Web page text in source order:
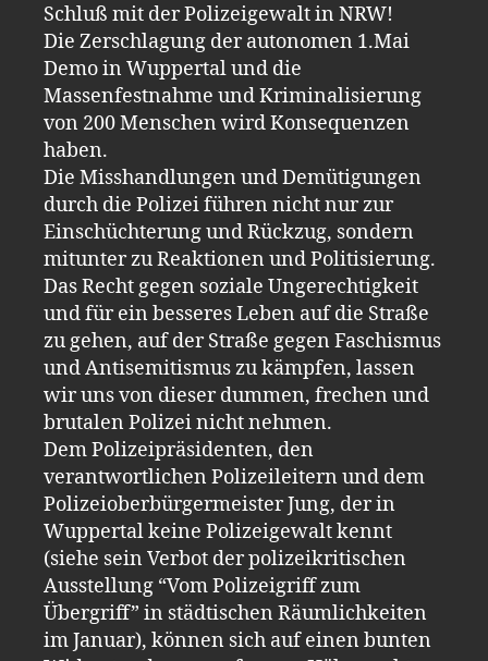
Schluß mit der Polizeigewalt in NRW!
Die Zerschlagung der autonomen 1.Mai
Demo in Wuppertal und die
Massenfestnahme und Kriminalisierung
von 200 Menschen wird Konsequenzen
haben.
Die Misshandlungen und Demütigungen
durch die Polizei führen nicht nur zur
Einschüchterung und Rückzug, sondern
mitunter zu Reaktionen und Politisierung.
Das Recht gegen soziale Ungerechtigkeit
und für ein besseres Leben auf die Straße
zu gehen, auf der Straße gegen Faschismus
und Antisemitismus zu kämpfen, lassen
wir uns von dieser dummen, frechen und
brutalen Polizei nicht nehmen.
Dem Polizeipräsidenten, den
verantwortlichen Polizeileitern und dem
Polizeioberbürgermeister Jung, der in
Wuppertal keine Polizeigewalt kennt
(siehe sein Verbot der polizeikritischen
Ausstellung “Vom Polizeigriff zum
Übergriff” in städtischen Räumlichkeiten
im Januar), können sich auf einen bunten